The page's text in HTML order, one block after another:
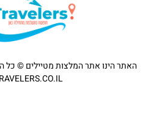
האתר הינו אתר המלצות מטיילים © כל